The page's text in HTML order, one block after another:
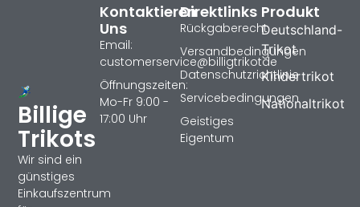
Billige
Trikots
Wir sind ein
günstiges
Einkaufszentrum
Produkt
Deutschland-
Trikot
Kindertrikot
Nationaltrikot
Direktlinks
Rückgaberecht
Versandbedingungen
Datenschutzrichtlinie
Servicebedingungen
Geistiges
Eigentum
Kontaktieren
Uns
Email:
customerservice@billigtrikotde
Öffnungszeiten:
Mo-Fr 9:00 -
17:00 Uhr